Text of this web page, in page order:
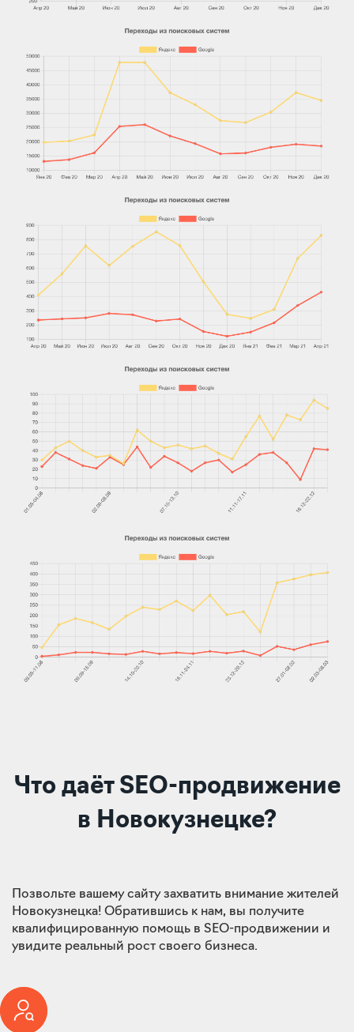
Что даёт SEO-продвижение
в Новокузнецке?
Позвольте вашему сайту захватить внимание жителей
Новокузнецка! Обратившись к нам, вы получите
квалифицированную помощь в SEO-продвижении и
увидите реальный рост своего бизнеса.